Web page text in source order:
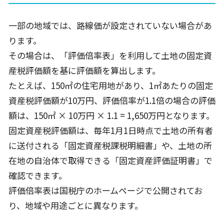
一部の地域では、路線価が設定されていない場合があ
ります。
その場合は、「評価倍率表」を利用して土地の固定資
産税評価額を基に評価額を算出します。
たとえば、 150㎡の住宅用地があり、 1㎡あたりの固定
資産税評価額が10万円、評価倍率が1.1倍の場合の評価
額は、 150㎡ × 10万円 × 1.1 = 1,650万円となります。
固定資産税評価額は、毎年1月1日時点で土地の所有者
に送付される「固定資産税課税明細書」や、土地の所
在地の自治体で取得できる「固定資産評価証明書」で
確認できます。
評価倍率表は国税庁のホームページで公開されてお
り、地域や用途ごとに異なります。